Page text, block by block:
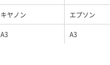
キヤノン エプソン
A3 A3